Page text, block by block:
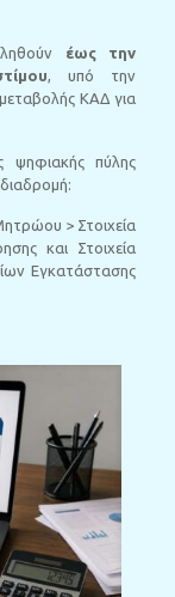
έως την
, υπό την
ΚΑΔ για
ψηφιακής πύλης
> Στοιχεία
και Στοιχεία
Εγκατάστασης